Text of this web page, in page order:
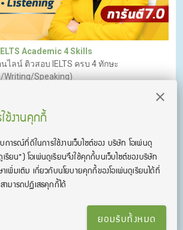
Academic 4 Skills
นไลน์ ติวสอบ IELTS ครบ 4 ทักษะ
Writing/Speaking)
ช้งานคุกกี้
การณ์ที่ดีในการใช้งานเว็บไซต์ของ บริษัท โอเพ่นดู
เรียน”)โอเพ่นดูเรียนจึงใช้คุกกี้บนเว็บไซต์ของบริษัท
พิ่มเติม เกี่ยวกับนโยบายคุกกี้ของโอเพ่นดูเรียนได้ที่
มารถปฏิเสธคุกกี้ได้
ยอมรับทั้งหมด